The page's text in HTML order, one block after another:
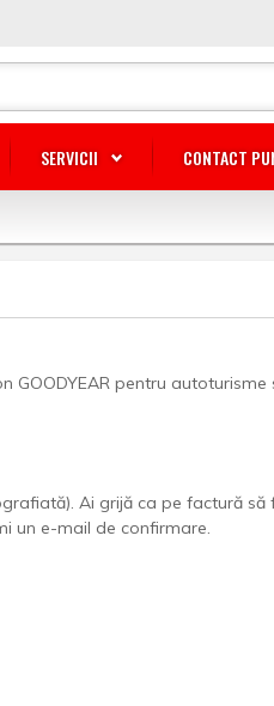
SERVICII CONTACT
GOODYEAR pentru
Ai grijă ca pe factură să
un e-mail de confirmare.